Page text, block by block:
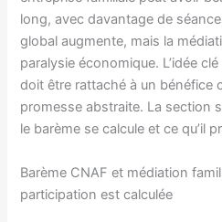
long, avec davantage de
global augmente, mais la
paralysie économique. L’idée
doit être rattaché à un bénéfice
promesse abstraite. La section
le barème se calcule et ce qu’il
Barème CNAF et médiation
participation est calculée